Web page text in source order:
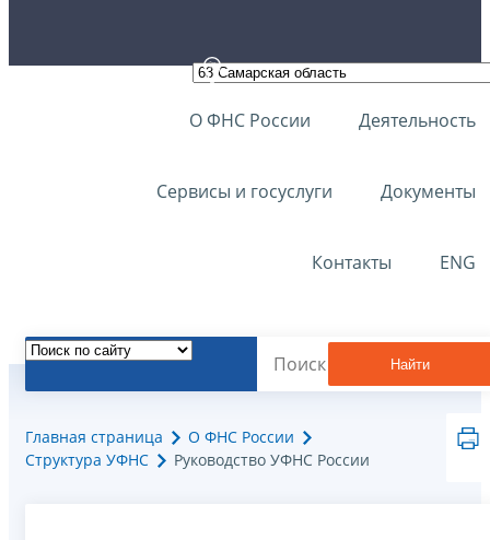
О ФНС России Деятельность
Сервисы и госуслуги Документы
Контакты ENG
Найти
Главная страница
О ФНС России
Структура УФНС
Руководство УФНС России